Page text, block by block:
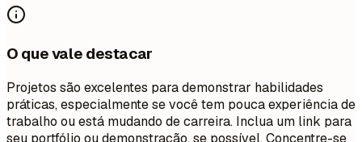
O que vale destacar
Projetos são excelentes para demonstrar habilidades
práticas, especialmente se você tem pouca experiência de
trabalho ou está mudando de carreira. Inclua um link para
seu portfólio ou demonstração, se possível. Concentre-se